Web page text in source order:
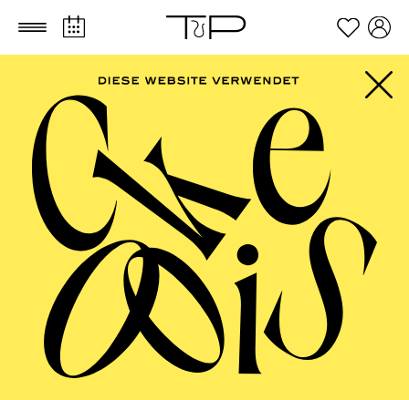
Zum Hauptinhalt springen Zum Footer springen
FILTER
Dramma giocoso in zwei Akten von Gioacchino Rossini
57,00 42,00
Abo 9: Sonntag
MÄRZ 2027
PHILHARMONIE ESSEN
Montag
01.03.2027